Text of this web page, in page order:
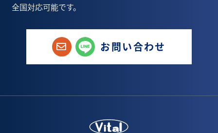
4月(8)
5月(6)
6月(9)
1月(1)
全国対応可能です。
お問い合わせ